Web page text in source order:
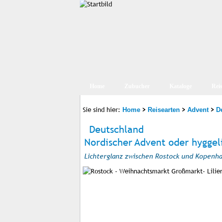
Sie sind hier: Home > Reisearten > Advent>
Deutschland
Nordischer Advent oder
Lichterglanz zwischen Rostock und